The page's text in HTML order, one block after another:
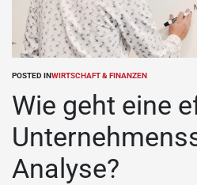
POSTED INWIRTSCHAFT & FINANZEN
Wie geht eine
Analyse?